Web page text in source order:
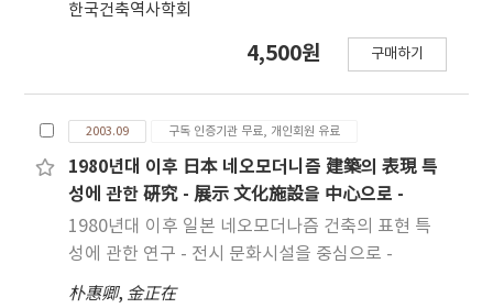
한국건축역사학회
4,500원 구매하기
2003.09 구독 인증기관 무료, 개인회원 유료
1980년대 이후 日本 네오모더니즘 建築의 表現 특
성에 관한 硏究 - 展示 文化施設을 中心으로 -
1980년대 이후 일본 네오모더나즘 건축의 표현 특
성에 관한 연구 - 전시 문화시설을 중심으로 -
朴惠卿, 金正在